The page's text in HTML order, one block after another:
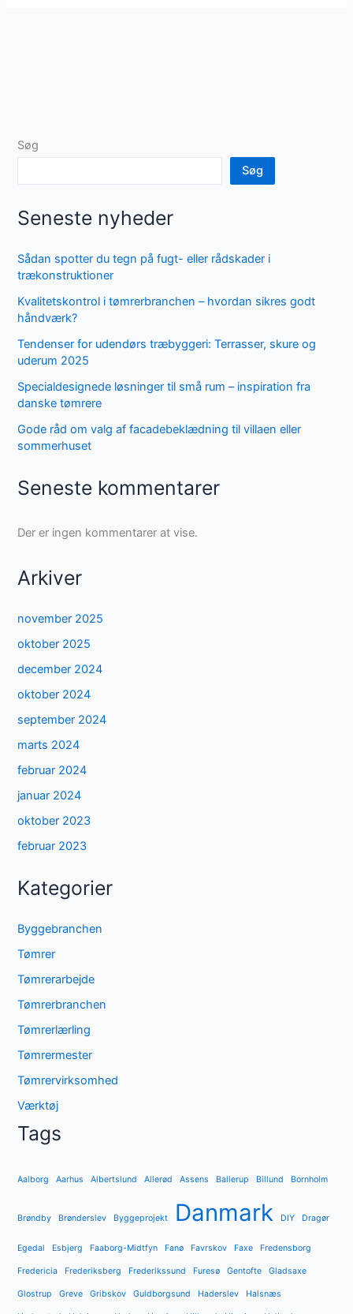
Søg
Søg
Seneste nyheder
Sådan spotter du tegn på fugt- eller rådskader i
trækonstruktioner
Kvalitetskontrol i tømrerbranchen – hvordan sikres godt
håndværk?
Tendenser for udendørs træbyggeri: Terrasser, skure og
uderum 2025
Specialdesignede løsninger til små rum – inspiration fra
danske tømrere
Gode råd om valg af facadebeklædning til villaen eller
sommerhuset
Seneste kommentarer
Der er ingen kommentarer at vise.
Arkiver
november 2025
oktober 2025
december 2024
oktober 2024
september 2024
marts 2024
februar 2024
januar 2024
oktober 2023
februar 2023
Kategorier
Byggebranchen
Tømrer
Tømrerarbejde
Tømrerbranchen
Tømrerlærling
Tømrermester
Tømrervirksomhed
Værktøj
Tags
Aalborg Aarhus Albertslund Allerød Assens Ballerup Billund Bornholm
Brøndby Brønderslev Byggeprojekt Danmark DIY Dragør
Egedal Esbjerg Faaborg-Midtfyn Fanø Favrskov Faxe Fredensborg
Fredericia Frederiksberg Frederikssund Furesø Gentofte Gladsaxe
Glostrup Greve Gribskov Guldborgsund Haderslev Halsnæs